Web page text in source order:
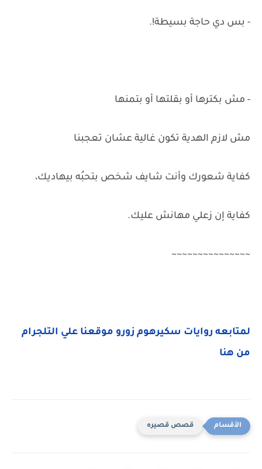
- بس دي حاجة بسيطة!.
- مش بكترها أو بقلتها أو بتمنها
مش لازم الهدية تكون غالية عشان تعجبنا
كفاية شعورك وأنت شايف شخص بتحبُه بيهاديك،
كفاية إن زعلي مهانش عليك.
~~~~~~~~~~~~~~~
لمتابعه روايات سكيرهوم زورو موقعنا علي التلجرام
من هنا
قصص قصيره